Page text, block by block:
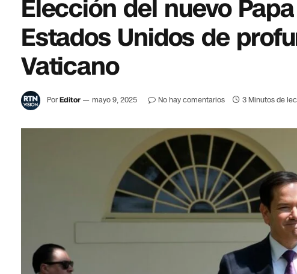
Elección del nuevo
Estados Unidos de
Vaticano
PorEditor mayo 9, 2025 No hay comentarios 3 Minutos de